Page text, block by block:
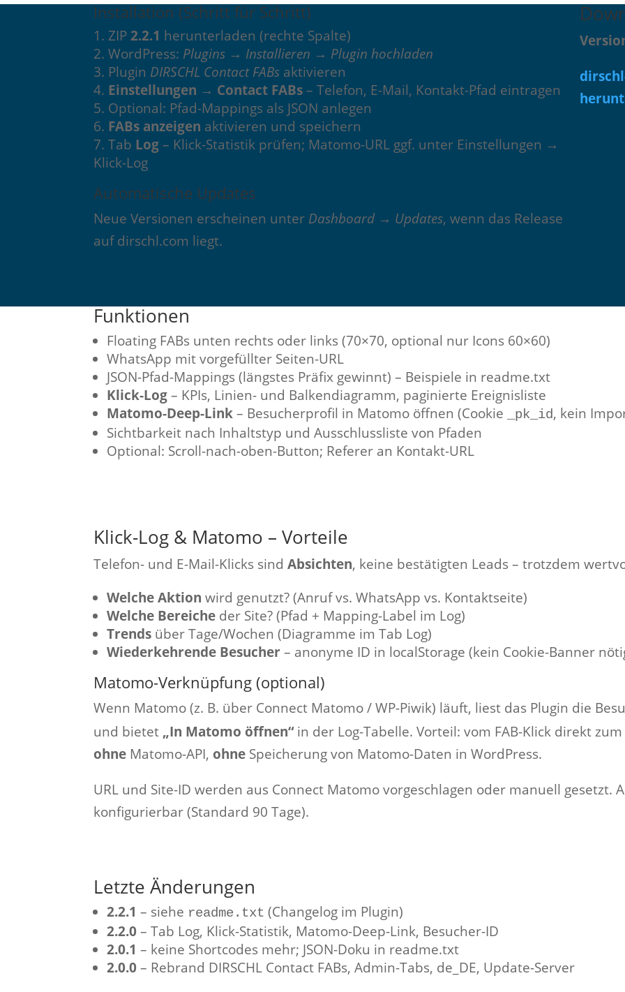
Installation (Schritt für Schritt)
ZIP2.2.1 herunterladen (rechte Spalte)
WordPress: Plugins → Installieren → Plugin hochladen
Plugin DIRSCHL Contact FABs aktivieren
Einstellungen → Contact FABs– Telefon, E-Mail, Kontakt-Pfad eintragen
Optional: Pfad-Mappings als JSON anlegen
FABs anzeigen aktivieren und speichern
Tab Log– Klick-Statistik prüfen; Matomo-URL ggf. unter Einstellungen →
Klick-Log
Automatische Updates
Neue Versionen erscheinen unter Dashboard → Updates, wenn das Release
auf dirschl.com liegt.
Funktionen
Floating FABs unten rechts oder links (70×70, optional nur Icons 60×60)
WhatsApp mit vorgefüllter Seiten-URL
JSON-Pfad-Mappings (längstes Präfix gewinnt) – Beispiele in readme.txt
Klick-Log– KPIs, Linien- und Balkendiagramm, paginierte Ereignisliste
Matomo-Deep-Link– Besucherprofil in Matomo öffnen (Cookie _pk_id, kein
Sichtbarkeit nach Inhaltstyp und Ausschlussliste von Pfaden
Optional: Scroll-nach-oben-Button; Referer an Kontakt-URL
Klick-Log & Matomo – Vorteile
Telefon- und E-Mail-Klicks sindAbsichten, keine bestätigten Leads – trotzdem
Welche Aktion wird genutzt? (Anruf vs. WhatsApp vs. Kontaktseite)
Welche Bereiche der Site? (Pfad + Mapping-Label im Log)
Trends über Tage/Wochen (Diagramme im Tab Log)
Wiederkehrende Besucher– anonyme ID in localStorage (kein Cookie-Banner
Matomo-Verknüpfung (optional)
Wenn Matomo (z. B. über Connect Matomo / WP-Piwik) läuft, liest das Plugin die
und bietet „In Matomo öffnen“ in der Log-Tabelle. Vorteil: vom FAB-Klick direkt
ohne Matomo-API, ohne Speicherung von Matomo-Daten in WordPress.
URL und Site-ID werden aus Connect Matomo vorgeschlagen oder manuell gesetzt.
konfigurierbar (Standard 90 Tage).
Letzte Änderungen
2.2.1 – siehe readme.txt (Changelog im Plugin)
2.2.0 – Tab Log, Klick-Statistik, Matomo-Deep-Link, Besucher-ID
2.0.1 – keine Shortcodes mehr; JSON-Doku in readme.txt
2.0.0 – Rebrand DIRSCHL Contact FABs, Admin-Tabs, de_DE, Update-Server